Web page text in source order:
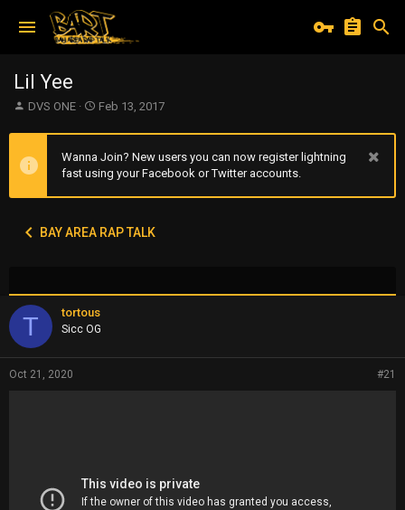
Lil Yee
T
e
a
a
DVS ONE
S
a
t
e
Feb 13, 2017
Wanna Join? New users you can now register lightning
fast using your Facebook or Twitter accounts.
BAY AREA RAP TALK
T tortous
Sicc OG
Oct 21, 2020 #21